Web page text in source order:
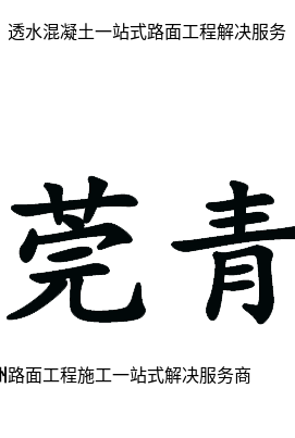
透水混凝土一站式路面工程解决服务
路面工程施工一站式解决服务商